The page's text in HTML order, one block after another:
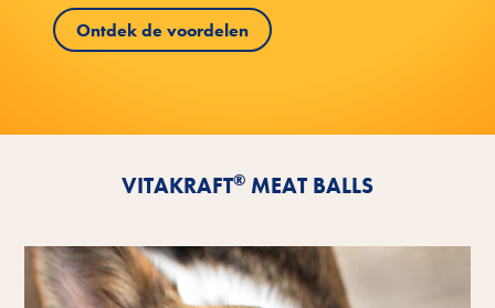
Ontdek de voordelen
VITAKRAFT® MEAT BALLS